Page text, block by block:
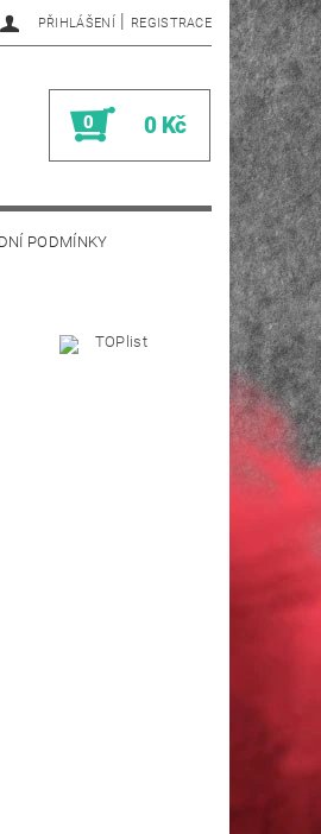
PŘIHLÁŠENÍ | REGISTRACE
0 0 Kč
PODMÍNKY